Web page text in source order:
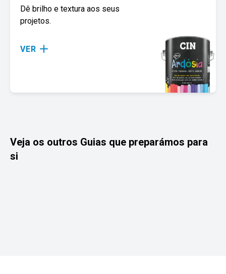
Dê brilho e textura aos seus
projetos.
VER
Veja os outros Guias que preparámos para
si
um ambiente funcional e
humidade e dê uma